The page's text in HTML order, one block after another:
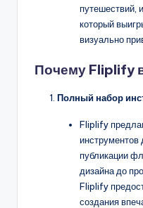
путешествий,
который
визуально
Почему Fliplify
Полный набор
Fliplify
инструментов
публикации
дизайна до
Fliplify
создания